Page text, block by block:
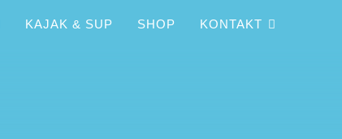
KAJAK & SUP SHOP KONTAKT